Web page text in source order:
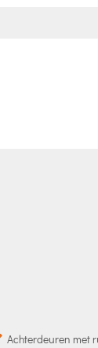
Achterdeuren met